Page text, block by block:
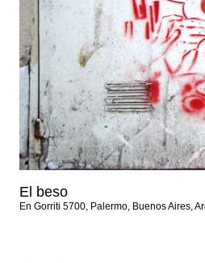
El beso
En Gorriti 5700, Palermo, Buenos Aires,